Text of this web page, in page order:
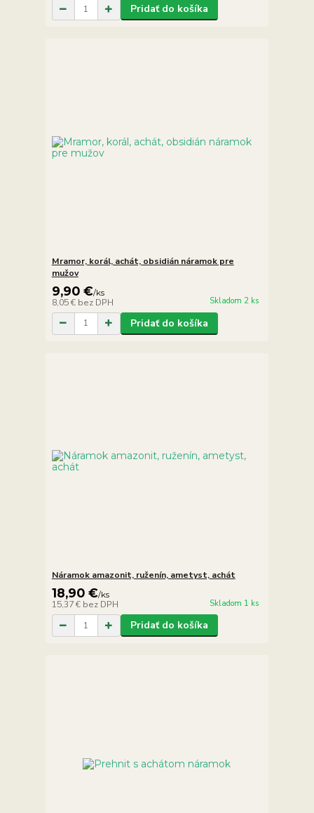
Pridať do košíka
Mramor, korál, achát, obsidián náramok pre
mužov
9,90 €/ks
8,05 € bez DPH Skladom 2 ks
Pridať do košíka
Náramok amazonit, ruženín, ametyst, achát
18,90 €/ks
15,37 € bez DPH Skladom 1 ks
Pridať do košíka